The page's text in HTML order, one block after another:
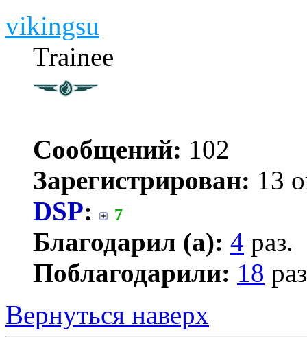
vikingsu
Trainee
Сообщений: 102
Зарегистрирован: 13
DSP: 7
Благодарил (а): 4 раз.
Поблагодарили: 18
Вернуться наверх